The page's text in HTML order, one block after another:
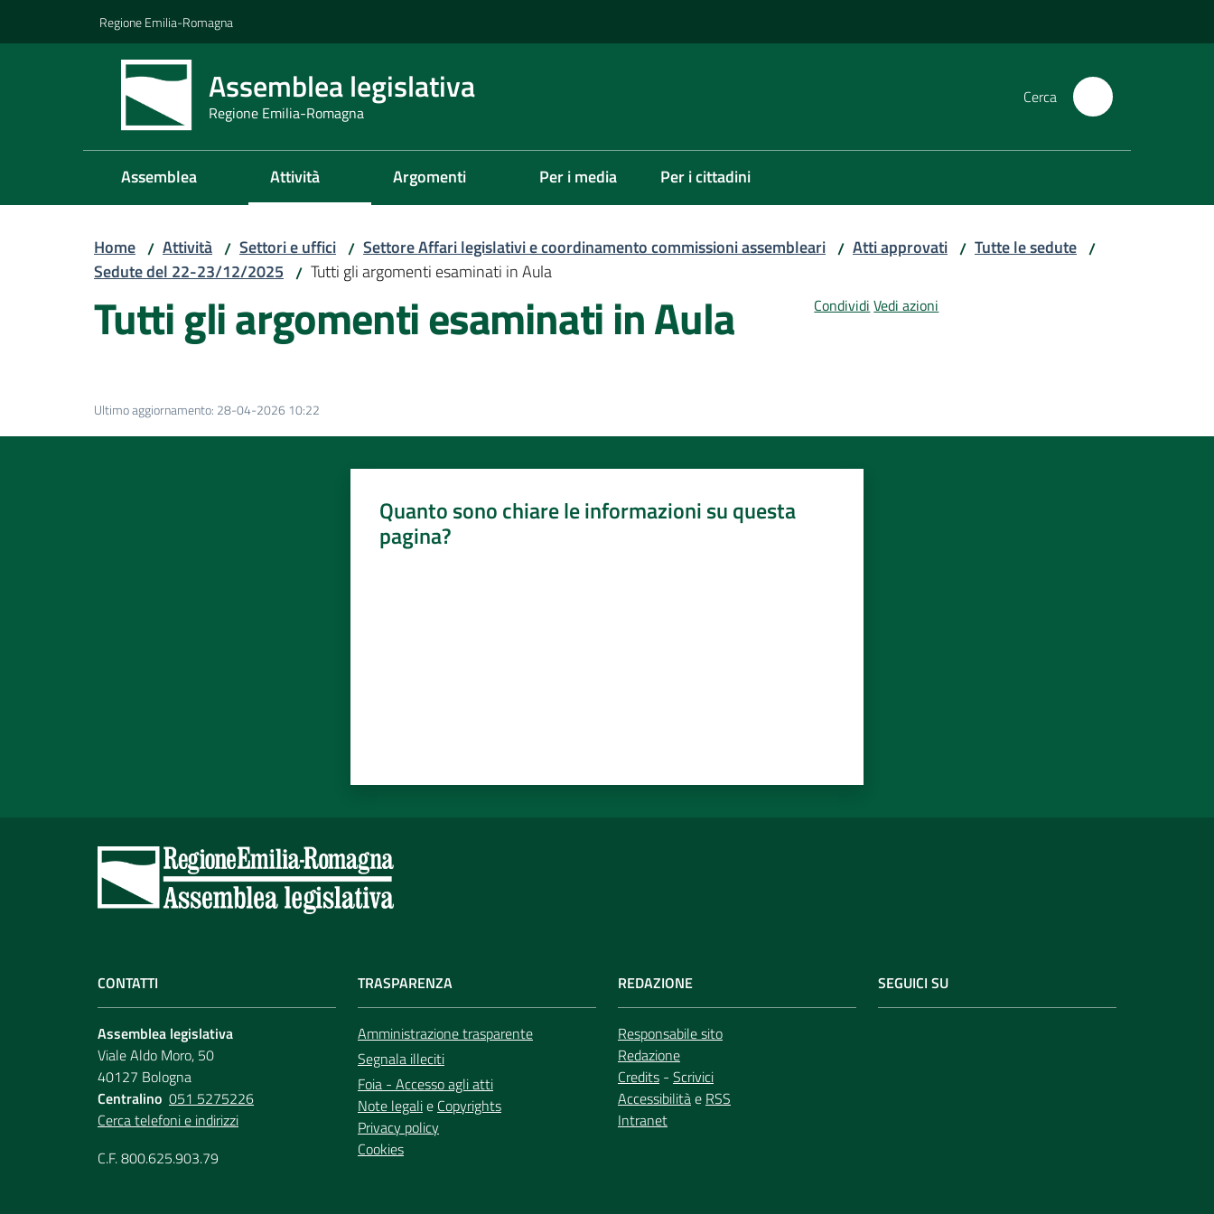
Regione Emilia-Romagna
Assemblea legislativa
Regione Emilia-Romagna
Cerca
Assemblea Attività Argomenti Per i media Per i cittadini
Home / Attività / Settori e uffici / Settore Affari legislativi e coordinamento commissioni assembleari / Atti approvati / Tutte le sedute /
Sedute del 22-23/12/2025 / Tutti gli argomenti esaminati in Aula
Tutti gli argomenti esaminati in Aula Condividi Vedi azioni
Ultimo aggiornamento: 28-04-2026 10:22
Quanto sono chiare le informazioni su questa
pagina?
CONTATTI
Assemblea legislativa
Viale Aldo Moro, 50
40127 Bologna
Centralino 051 5275226
Cerca telefoni e indirizzi
C.F. 800.625.903.79
TRASPARENZA
Amministrazione trasparente
Segnala illeciti
Foia - Accesso agli atti
Note legalie Copyrights
Privacy policy
Cookies
REDAZIONE
Responsabile sito
Redazione
Credits - Scrivici
Accessibilitàe RSS
Intranet
SEGUICI SU